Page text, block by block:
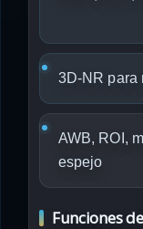
3D-NR para
AWB, ROI,
espejo
Funciones